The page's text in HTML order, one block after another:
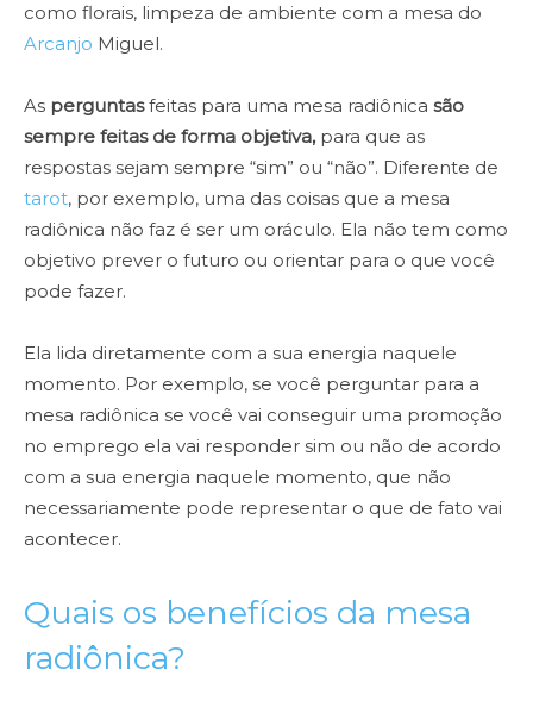
como florais, limpeza de ambiente com a mesa do
Arcanjo Miguel.
As perguntasfeitas para uma mesa radiônica são
sempre feitas de forma objetiva,para que as
respostas sejam sempre “sim” ou “não”. Diferente de
tarot, por exemplo, uma das coisas que a mesa
radiônica não faz é ser um oráculo. Ela não tem como
objetivo prever o futuro ou orientar para o que você
pode fazer.
Ela lida diretamente com a sua energia naquele
momento. Por exemplo, se você perguntar para a
mesa radiônica se você vai conseguir uma promoção
no emprego ela vai responder sim ou não de acordo
com a sua energia naquele momento, que não
necessariamente pode representar o que de fato vai
acontecer.
Quais os benefícios da mesa
radiônica?